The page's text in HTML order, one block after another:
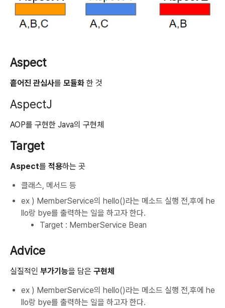
Aspect
흩어진 관심사를 모듈화 한 것
AspectJ
AOP를 구현한 Java의 구현체
Target
Aspect를 적용하는 곳
클래스, 메서드 등
ex ) MemberService의 hello()라는 메소드 실행 전,후에 he
llo랑 bye를 출력하는 일을 하고자 한다.
Target : MemberService Bean
Advice
실질적인 부가기능을 담은 구현체
ex ) MemberService의 hello()라는 메소드 실행 전,후에 he
llo랑 bye를 출력하는 일을 하고자 한다.